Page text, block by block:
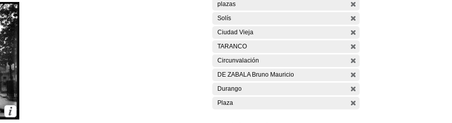
plazas
Solís
Ciudad Vieja
TARANCO
Circunvalación
DE ZABALA Bruno Mauricio
Durango
Plaza